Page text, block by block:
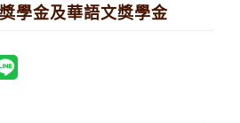
學金及華語文獎學金